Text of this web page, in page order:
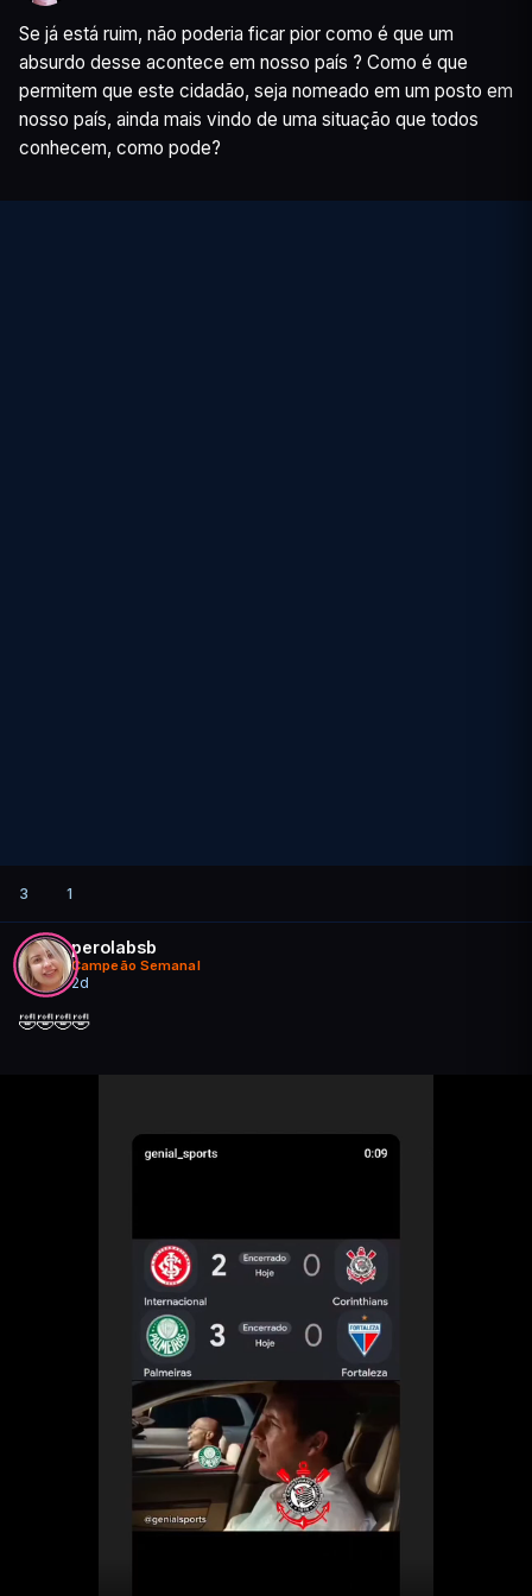
Se já está ruim, não poderia ficar pior como é que um
absurdo desse acontece em nosso país ? Como é que
permitem que este cidadão, seja nomeado em um posto em
nosso país, ainda mais vindo de uma situação que todos
conhecem, como pode?
3 1
perolabsb
Campeão Semanal
2d
🤣🤣🤣🤣